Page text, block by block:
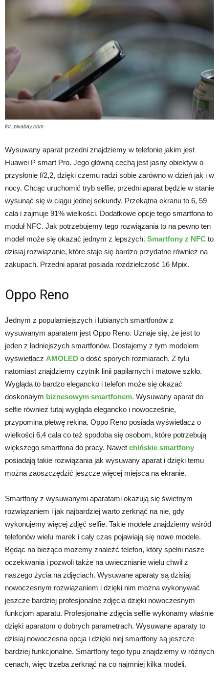
fot. pixabay.com
Wysuwany aparat przedni znajdziemy w telefonie jakim jest
Huawei P smart Pro. Jego główną cechą jest jasny obiektyw o
przysłonie f/2,2, dzięki czemu radzi sobie zarówno w dzień jak i w
nocy. Chcąc uruchomić tryb selfie, przedni aparat będzie w stanie
wysunąć się w ciągu jednej sekundy. Przekątna ekranu to 6, 59
cala i zajmuje 91% wielkości. Dodatkowe opcje tego smartfona to
moduł NFC. Jak potrzebujemy tego rozwiązania to na pewno ten
model może się okazać jednym z lepszych. Smartfony z NFC to
dzisiaj rozwiązanie, które staje się bardzo przydatne również na
zakupach. Przedni aparat posiada rozdzielczość 16 Mpix.
Oppo Reno
Jednym z popularniejszych i lubianych smartfonów z
wysuwanym aparatem jest Oppo Reno. Uznaje się, że jest to
jeden z ładniejszych smartfonów. Dostajemy z tym modelem
wyświetlacz AMOLED o dość sporych rozmiarach. Z tyłu
natomiast znajdziemy czytnik linii papilarnych i matowe szkło.
Wygląda to bardzo elegancko i telefon może się okazać
doskonałym biznesowym smartfonem. Wysuwany aparat do
selfie również tutaj wygląda elegancko i nowocześnie,
przypomina płetwę rekina. Oppo Reno posiada wyświetlacz o
wielkości 6,4 cala co też spodoba się osobom, które potrzebują
większego smartfona do pracy. Nawet chińskie smartfony
posiadają takie rozwiązania jak wysuwany aparat i dzięki temu
można zaoszczędzić jeszcze więcej miejsca na ekranie.
Smartfony z wysuwanymi aparatami okazują się świetnym
rozwiązaniem i jak najbardziej warto zerknąć na nie, gdy
wykonujemy więcej zdjęć selfie. Takie modele znajdziemy wśród
telefonów wielu marek i cały czas pojawiają się nowe modele.
Będąc na bieżąco możemy znaleźć telefon, który spełni nasze
oczekiwania i pozwoli także na uwiecznianie wielu chwil z
naszego życia na zdjęciach. Wysuwane aparaty są dzisiaj
nowoczesnym rozwiązaniem i dzięki nim można wykonywać
jeszcze bardziej profesjonalne zdjęcia dzięki nowoczesnym
funkcjom aparatu. Profesjonalne zdjęcia selfie wykonamy właśnie
dzięki aparatom o dobrych parametrach. Wysuwane aparaty to
dzisiaj nowoczesna opcja i dzięki niej smartfony są jeszcze
bardziej funkcjonalne. Smartfony tego typu znajdziemy w różnych
cenach, więc trzeba zerknąć na co najmniej kilka modeli.